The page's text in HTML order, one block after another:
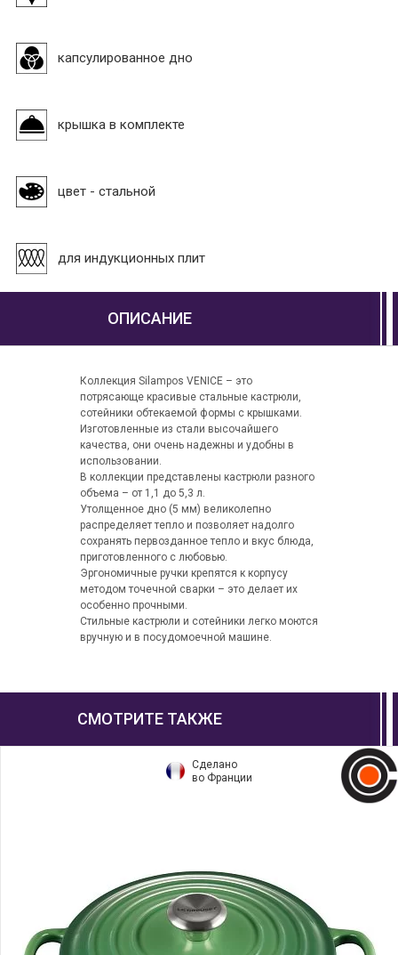
капсулированное дно
крышка в комплекте
цвет - стальной
для индукционных плит
ОПИСАНИЕ
Коллекция Silampos VENICE – это
потрясающе красивые стальные кастрюли,
сотейники обтекаемой формы с крышками.
Изготовленные из стали высочайшего
качества, они очень надежны и удобны в
использовании.
В коллекции представлены кастрюли разного
объема – от 1,1 до 5,3 л.
Утолщенное дно (5 мм) великолепно
распределяет тепло и позволяет надолго
сохранять первозданное тепло и вкус блюда,
приготовленного с любовью.
Эргономичные ручки крепятся к корпусу
методом точечной сварки – это делает их
особенно прочными.
Стильные кастрюли и сотейники легко моются
вручную и в посудомоечной машине.
СМОТРИТЕ ТАКЖЕ
Сделано
во Франции